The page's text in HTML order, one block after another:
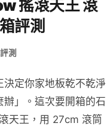
搖滾天王 滾
評測
測
定你家地板乾不乾淨
」。這次要開箱的石
天王，用 27cm 滾筒